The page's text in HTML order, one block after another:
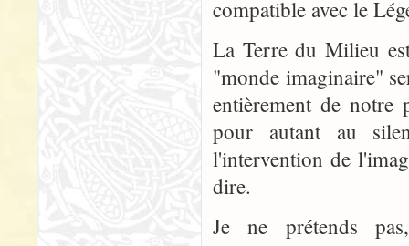
compatible avec le
La Terre du Milieu
"monde imaginaire"
entièrement de notre
pour autant au
l'intervention de
dire.
Je ne prétends